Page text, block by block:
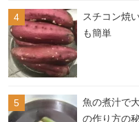
スチコン焼
も簡単
魚の煮汁で
の作り方の